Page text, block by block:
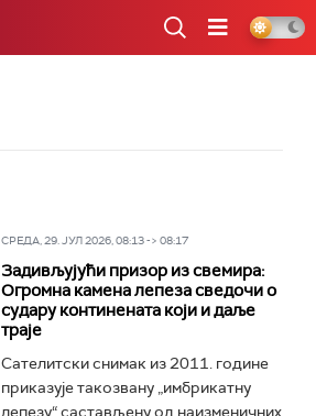
СРЕДА, 29. ЈУЛ 2026, 08:13 -> 08:17
Задивљујући призор из свемира:
Огромна камена лепеза сведочи о
судару континената који и даље
траје
Сателитски снимак из 2011. године
приказује такозвану „имбрикатну
лепезу“ састављену од наизменичних